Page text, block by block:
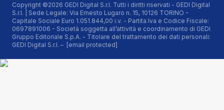
Copyright ©2026 GEDI Digital S.r.l. Tutti i diritti riservati - GEDI Digital
S.r.l. | Sede Legale: Via Ernesto Lugaro n. 15, 10126 TORINO -
Capitale Sociale Euro 1.051.844,00 i.v. - Partita Iva e Codice Fiscale:
0697891006 - Società soggetta all’attività e coordinamento di GEDI
Gruppo Editoriale S.p.A. - Titolare del trattamento dei dati personali:
GEDI Digital S.r.l. – [email protected]